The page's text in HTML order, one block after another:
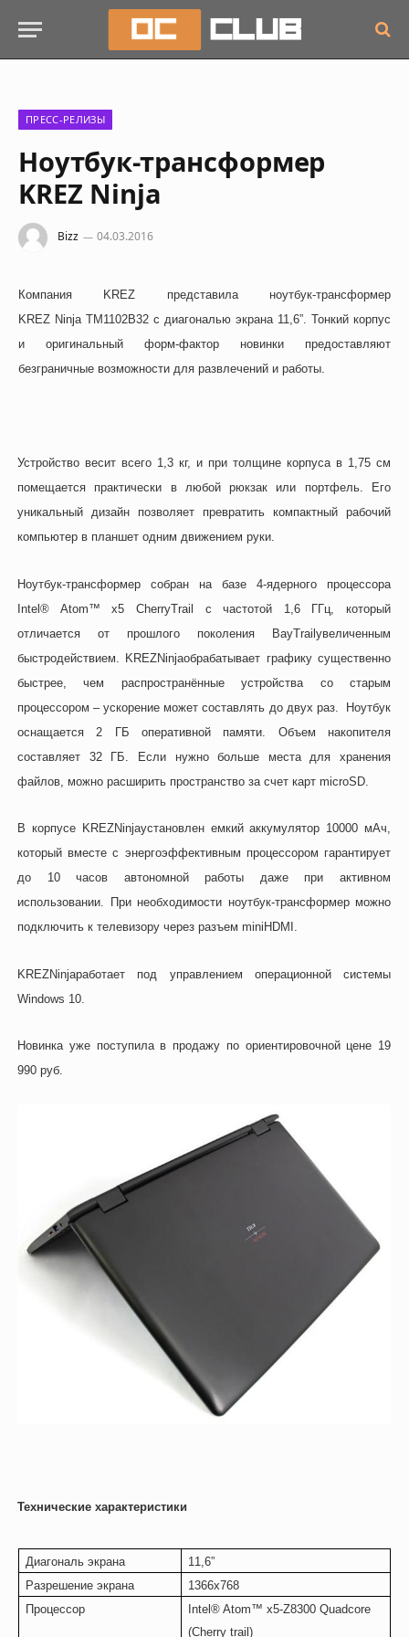
ПРЕСС-РЕЛИЗЫ
Ноутбук-трансформер
KREZ Ninja
Bizz 04.03.2016
Компания KREZ представила ноутбук-трансформер
KREZ Ninja TM 1102B32 с диагональю экрана 11,6”. Тонкий корпус
и оригинальный форм-фактор новинки предоставляют
безграничные возможности для развлечений и работы.
Устройство весит всего 1,3 кг, и при толщине корпуса в 1,75 см
помещается практически в любой рюкзак или портфель. Его
уникальный дизайн позволяет превратить компактный рабочий
компьютер в планшет одним движением руки.
Ноутбук-трансформер собран на базе 4-ядерного процессора
Intel® Atom™x5 CherryTrail с частотой 1,6 ГГц, который
отличается от прошлого поколения BayTrailувеличенным
быстродействием. KREZNinjaобрабатывает графику существенно
быстрее, чем распространённые устройства со старым
процессором – ускорение может составлять до двух раз. Ноутбук
оснащается 2 ГБ оперативной памяти. Объем накопителя
составляет 32 ГБ. Если нужно больше места для хранения
файлов, можно расширить пространство за счет карт microSD
В корпусе KREZNinjaустановлен емкий аккумулятор 10000 мАч,
который вместе с энергоэффективным процессором гарантирует
до 10 часов автономной работы даже при активном
использовании. При необходимости ноутбук-трансформер можно
подключить к телевизору через разъем miniHDMI .
KREZNinjaработает под управлением операционной системы
Windows 10.
Новинка уже поступила в продажу по ориентировочной цене 19
990 руб.
Технические характеристики
Диагональ экрана
11,6”
Разрешение экрана
1366х768
Процессор
Intel® Atom™ x5-Z8300 Quadcore
(Cherry trail)